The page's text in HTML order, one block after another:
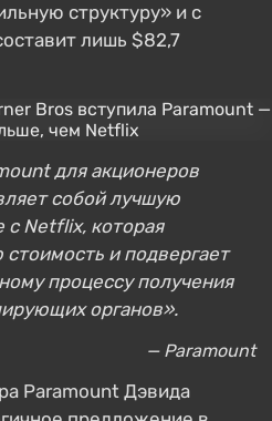
структуру» и с
лишь $82,7
для акционеров
собой лучшую
с Netflix, которая
и подвергает
процессу получения
органов».
— Paramount
Paramount Дэвида